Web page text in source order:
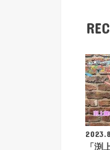
「渕